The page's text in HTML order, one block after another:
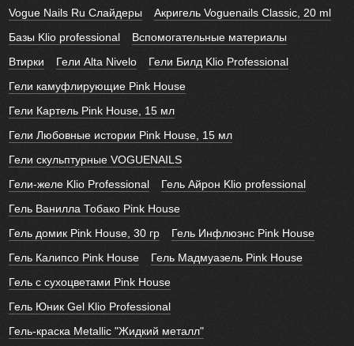
Vogue Nails Ru Слайдеры
Акригель Voguenails Classic, 20 ml
Базы Klio professional
Вспомогательные материалы
Втирки
Гели Alta Nivelo
Гели Билд Klio Professional
Гели камуфлирующие Pink House
Гели Картель Pink House, 15 мл
Гели Любовные истории Pink House, 15 мл
Гели скульптурные VOGUENAILS
Гели-желе Klio Professional
Гель Айрон Klio professional
Гель Ванилла Тобако Pink House
Гель домик Pink House, 30 гр
Гель Инфлюэнс Pink House
Гель Калипсо Pink House
Гель Мадмуазель Pink House
Гель с сухоцветами Pink House
Гель Юник Gel Klio Professional
Гель-краска Metallic "Жидкий металл"